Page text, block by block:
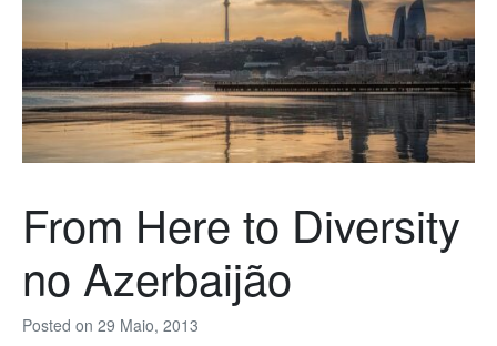
Posted on 29 Maio, 2013
From Here to Diversity
no Azerbaijão